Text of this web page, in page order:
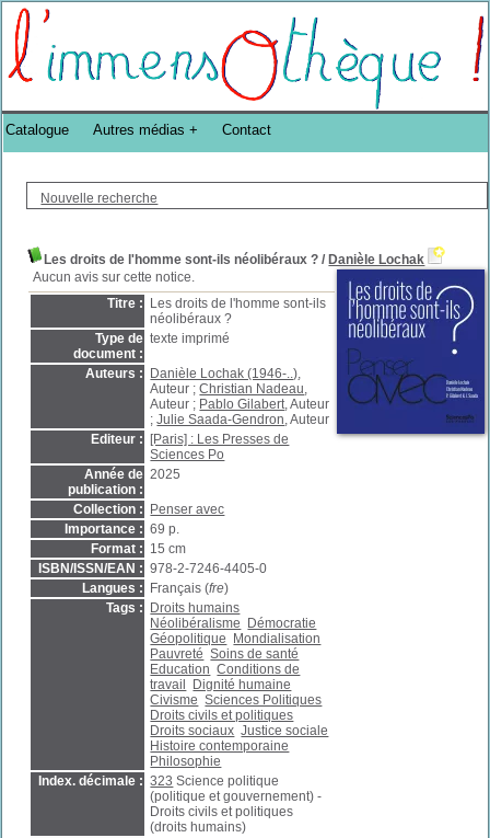
Bibliothèque DoucheFLUX Bibliotheek -->
Nouvelle recherche
Les droits de l'homme sont-ils néolibéraux ? / Danièle Lochak
Aucun avis sur cette notice.
Titre :
Les droits de l'homme sont-ils
néolibéraux ?
Type de
document :
texte imprimé
Auteurs : Danièle Lochak (1946-..),
Auteur ;Christian Nadeau,
Auteur ; Pablo Gilabert, Auteur
;Julie Saada-Gendron, Auteur
Editeur :
[Paris] : Les Presses de
Sciences Po
Année de
publication :
2025
Collection :
Penser avec
Importance : 69 p.
Format : 15 cm
ISBN/ISSN/EAN : 978-2-7246-4405-0
Langues :
Français (fre)
Tags :
Droits humains
Néolibéralisme
Démocratie
Géopolitique
Mondialisation
Pauvreté Soins de santé
Education Conditions de
travail
Dignité humaine
Civisme Sciences Politiques
Droits civils et politiques
Droits sociaux Justice sociale
Histoire contemporaine
Philosophie
Index. décimale : 323 Science politique
(politique et gouvernement) -
Droits civils et politiques
(droits humains)
Catalogue Autres médias Contact